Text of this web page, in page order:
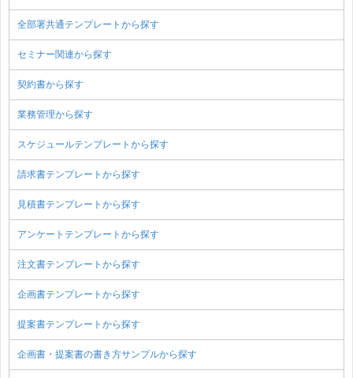
全部署共通テンプレートから探す
セミナー関連から探す
契約書から探す
業務管理から探す
スケジュールテンプレートから探す
請求書テンプレートから探す
見積書テンプレートから探す
アンケートテンプレートから探す
注文書テンプレートから探す
企画書テンプレートから探す
提案書テンプレートから探す
企画書・提案書の書き方サンプルから探す